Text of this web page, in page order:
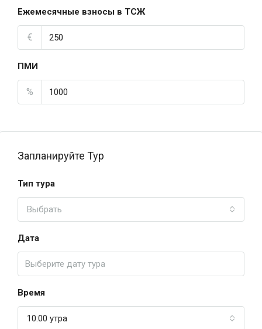
Ежемесячные взносы в ТСЖ
€
ПМИ
%
Запланируйте Тур
Тип тура
Выбрать
Дата
Время
10:00 утра